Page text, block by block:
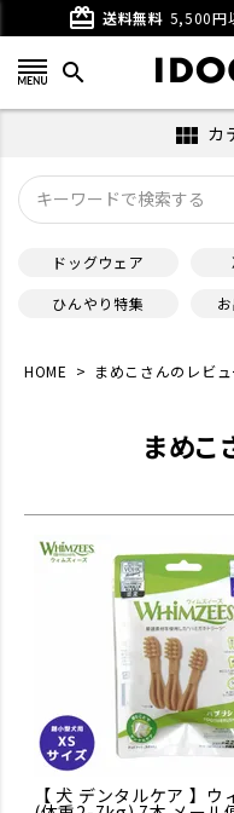
card_giftcard 送料無料 5,500円
search
view_module カ
ドッグウェア
ひんやり特集
HOME まめこさんのレビュ
まめこ
【 犬 デンタルケア 】